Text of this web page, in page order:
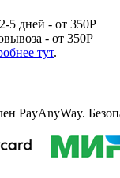
5 дней - от 350Р
- от 350Р
тут.
PayAnyWay.